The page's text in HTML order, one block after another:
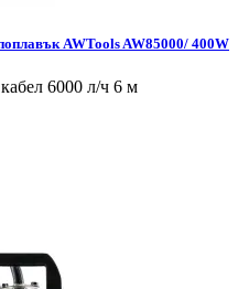
AWTools AW85000/ 400W
6000 л/ч 6 м